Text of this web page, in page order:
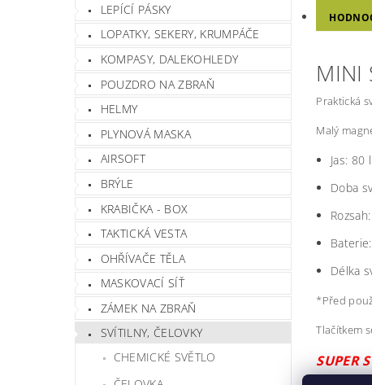
LEPÍCÍ PÁSKY
LOPATKY, SEKERY, KRUMPÁČE
KOMPASY, DALEKOHLEDY
POUZDRO NA ZBRAŇ
HELMY
PLYNOVÁ MASKA
AIRSOFT
BRÝLE
KRABIČKA - BOX
TAKTICKÁ VESTA
OHŘÍVAČE TĚLA
MASKOVACÍ SÍŤ
ZÁMEK NA ZBRAŇ
SVÍTILNY, ČELOVKY
CHEMICKÉ SVĚTLO
MINI
Praktická
Malý
Jas: 80
Doba
Rozsah
Baterie:
Délka
*Před
Tlačítkem
SUPER